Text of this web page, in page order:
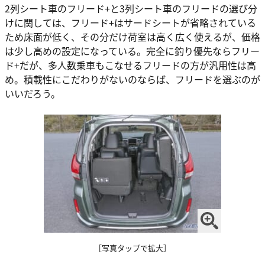
2列シート車のフリード+と3列シート車のフリードの選び分
けに関しては、フリード+はサードシートが省略されている
ため床面が低く、その分だけ荷室は高く広く使えるが、価格
は少し高めの設定になっている。完全に釣り優先ならフリー
ド+だが、多人数乗車もこなせるフリードの方が汎用性は高
め。積載性にこだわりがないのならば、フリードを選ぶのが
いいだろう。
［写真タップで拡大］